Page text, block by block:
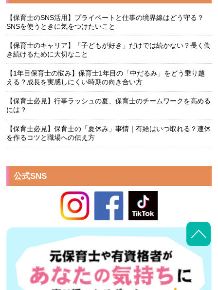
【保育士のSNS活用】プライベートと仕事の境界線はどう守る？
SNSを使うときに気をつけたいこと
【保育士のキャリア】「子どもが好き」だけでは続かない？長く働
き続けるために大切なこと
【1年目保育士の悩み】保育士1年目の「中だるみ」をどう乗り越
える？成長を実感しにくい時期の向き合い方
【保育士必見】行事ラッシュの夏、保育士のチームワークを高める
には？
【保育士必見】保育士の「夏休み」事情｜有給はいつ取れる？連休
を作るコツと職場への伝え方
公式SNS